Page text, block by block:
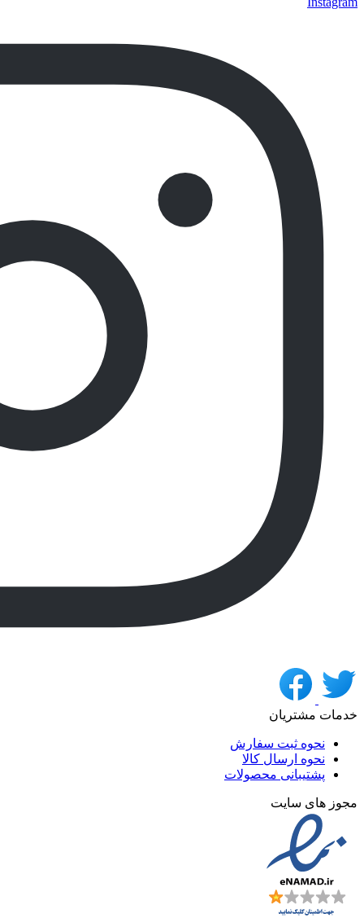
خدمات مشتریان
نحوه ثبت سفارش
نحوه ارسال کالا
پشتیبانی محصولات
مجوز های سایت